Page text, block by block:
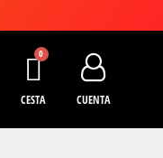
CESTA CUENTA